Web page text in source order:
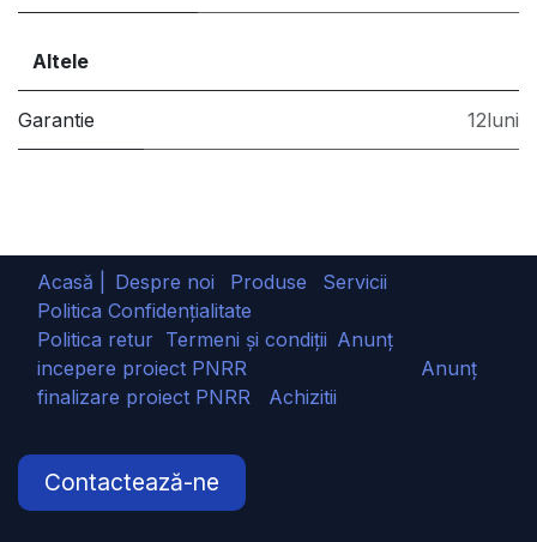
Altele
Garantie 12luni
Acasă | Despre noi Produse
Servicii
Politica Confidențialitate
Politica retur Termeni și condiții Anunț
incepere proiect PNRR
Anunț
finalizare proiect PNRR Achizitii
Contactează-ne